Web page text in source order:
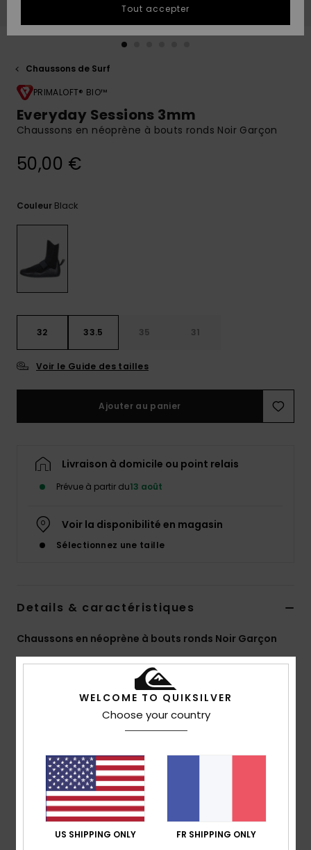
conversation
obtenir la
plus rapide
question.
Démarrer
Consulter
Chaussons de Surf
PRIMALOFT® BIO™
Everyday Sessions 3mm
Chaussons en néoprène à bouts ronds Noir Garçon
50,00 €
Couleur Black
32 33.5 35 31
Voir le Guide des tailles
Ajouter au panier
Livraison à domicile ou point relais
Prévue à partir du13 août
Voir la disponibilité en magasin
Sélectionnez une taille
Details & caractéristiques
Chaussons en néoprène à bouts ronds Noir Garçon
StyleEQBWW03010 Code couleurkvd0
Caractéristiques
StretchFlight® Neoprene
Ouverture :bande auto-agrippante réglable
Colle AQUA-GLUE respectueuse de l'environnement
Composition[Matière Principale] 100% Nylon
Traçabilité du produit (Loi Agec)
WELCOME TO QUIKSILVER
Choose your country
US SHIPPING ONLY FR SHIPPING ONLY
Tout accepter